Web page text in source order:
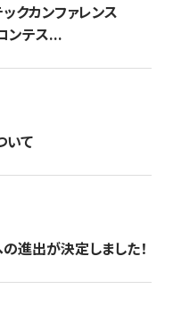
クカンファレンス
ンテス...
いて
進出が決定しました！